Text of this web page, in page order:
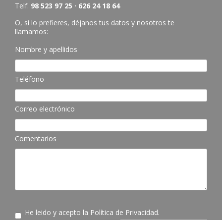
Telf: 98 523 97 25 · 626 24 18 64
O, si lo prefieres, déjanos tus datos y nosotros te
llamamos:
Nombre y apellidos
Teléfono
Correo electrónico
Comentarios
He leido y acepto la Política de Privacidad.